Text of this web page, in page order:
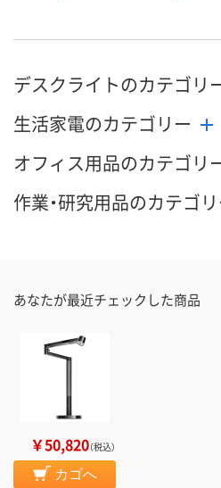
デスクライトのカテゴリ
生活家電のカテゴリー
オフィス用品のカテゴリ
作業・研究用品のカテゴ
あなたが最近チェックした商品
￥50,820（税込）
カゴへ